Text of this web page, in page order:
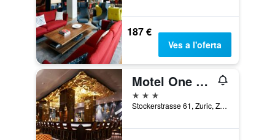
187 €
Ves a l'oferta
Motel One Zürich
3 estrelles
Stockerstrasse 61, Zuric, Zuric, Suïssa